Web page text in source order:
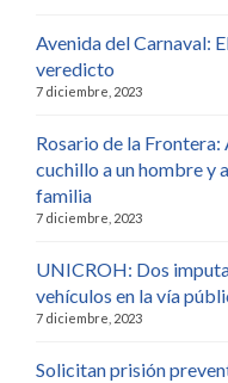
Avenida del Carnaval:
veredicto
7 diciembre, 2023
Rosario de la Frontera:
cuchillo a un hombre y
familia
7 diciembre, 2023
UNICROH: Dos
vehículos en la vía
7 diciembre, 2023
Solicitan prisión